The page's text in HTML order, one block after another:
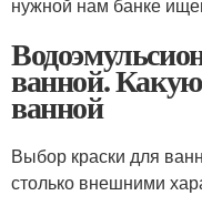
нужной нам банке
ванной.
ванной
Выбор краски для
столько внешними